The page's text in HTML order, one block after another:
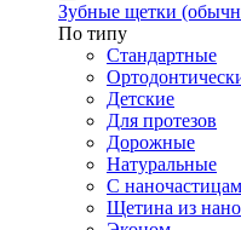
Зубные щетки
По типу
Стандартные
Детские
Для протезов
Дорожные
Натуральные
С
Щетина из